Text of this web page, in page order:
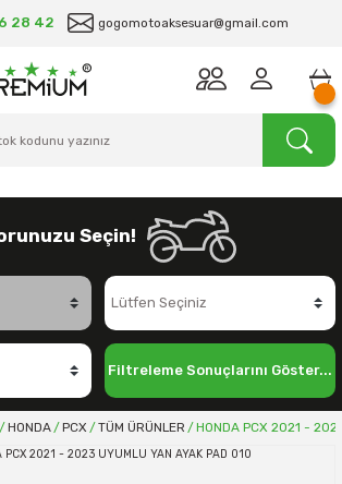
28 42 gogomotoaksesuar@gmail.com
Seçin!
Filtreleme Sonuçlarını Göster...
HONDA PCX TÜM ÜRÜNLER HONDA PCX 2021 -